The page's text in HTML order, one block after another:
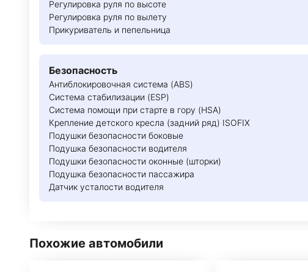
Регулировка руля по высоте
Регулировка руля по вылету
Прикуриватель и пепельница
Безопасность
Антиблокировочная система (ABS)
Система стабилизации (ESP)
Система помощи при старте в гору (HSA)
Крепление детского кресла (задний ряд) ISOFIX
Подушки безопасности боковые
Подушка безопасности водителя
Подушки безопасности оконные (шторки)
Подушка безопасности пассажира
Датчик усталости водителя
Похожие автомобили